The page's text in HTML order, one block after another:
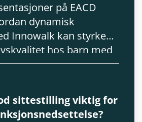
på EACD
dynamisk
Innowalk kan styrke
hos barn med
sittestilling viktig for